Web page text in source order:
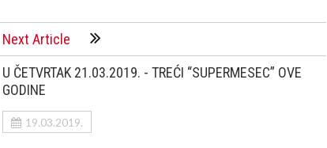
Next Article
U ČETVRTAK 21.03.2019. - TREĆI “SUPERMESEC” OVE
GODINE
19.03.2019.